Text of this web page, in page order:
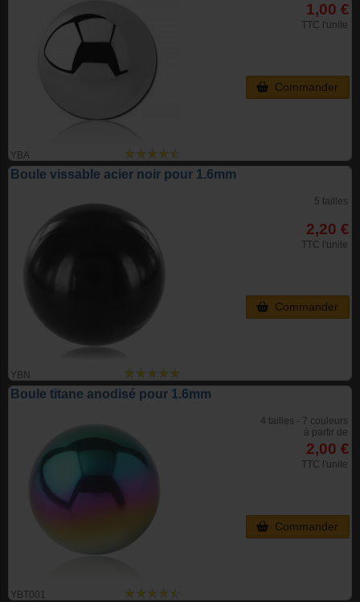
YBA
1,00 €
TTC l'unite
Commander
Boule vissable acier noir pour 1.6mm
YBN
5 tailles
2,20 €
TTC l'unite
Commander
Boule titane anodisé pour 1.6mm
YBT001
4 tailles - 7 couleurs
à partir de
2,00 €
TTC l'unite
Commander